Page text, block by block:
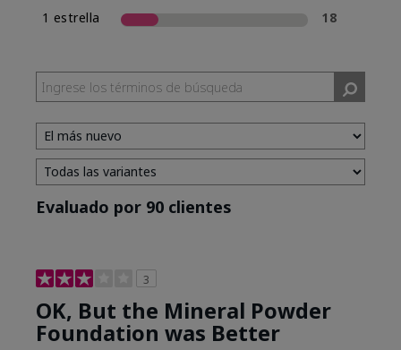
1 estrella
18
Evaluado por 90 clientes
3
OK, But the Mineral Powder
Foundation was Better